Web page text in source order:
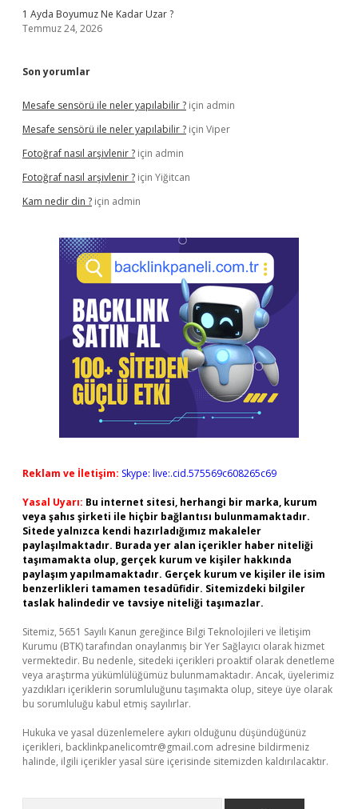
1 Ayda Boyumuz Ne Kadar Uzar ?
Temmuz 24, 2026
Son yorumlar
Mesafe sensörü ile neler yapılabilir ? için admin
Mesafe sensörü ile neler yapılabilir ? için Viper
Fotoğraf nasıl arşivlenir ? için admin
Fotoğraf nasıl arşivlenir ? için Yiğitcan
Kam nedir din ? için admin
Reklam ve İletişim: Skype: live:.cid.575569c608265c69
Yasal Uyarı: Bu internet sitesi, herhangi bir marka, kurum
veya şahıs şirketi ile hiçbir bağlantısı bulunmamaktadır.
Sitede yalnızca kendi hazırladığımız makaleler
paylaşılmaktadır. Burada yer alan içerikler haber niteliği
taşımamakta olup, gerçek kurum ve kişiler hakkında
paylaşım yapılmamaktadır. Gerçek kurum ve kişiler ile isim
benzerlikleri tamamen tesadüfidir. Sitemizdeki bilgiler
taslak halindedir ve tavsiye niteliği taşımazlar.
Sitemiz, 5651 Sayılı Kanun gereğince Bilgi Teknolojileri ve İletişim
Kurumu (BTK) tarafından onaylanmış bir Yer Sağlayıcı olarak hizmet
vermektedir. Bu nedenle, sitedeki içerikleri proaktif olarak denetleme
veya araştırma yükümlülüğümüz bulunmamaktadır. Ancak, üyelerimiz
yazdıkları içeriklerin sorumluluğunu taşımakta olup, siteye üye olarak
bu sorumluluğu kabul etmiş sayılırlar.
Hukuka ve yasal düzenlemelere aykırı olduğunu düşündüğünüz
içerikleri, backlinkpanelicomtr@gmail.com adresine bildirmeniz
halinde, ilgili içerikler yasal süre içerisinde sitemizden kaldırılacaktır.